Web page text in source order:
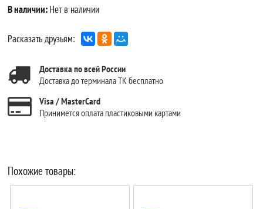
В наличии:Нет в наличии
Расказать друзьям:
Доставка по всей России
Доставка до терминала ТК бесплатно
Visa / MasterCard
Принимется оплата пластиковыми картами
Похожие товары: